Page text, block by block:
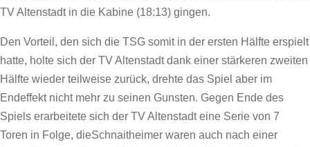
TV Altenstadt in die Kabine (18:13) gingen.
Den Vorteil, den sich die TSG somit in der ersten Hälfte erspielt
hatte, holte sich der TV Altenstadt dank einer stärkeren zweiten
Hälfte wieder teilweise zurück, drehte das Spiel aber im
Endeffekt nicht mehr zu seinen Gunsten. Gegen Ende des
Spiels erarbeitete sich der TV Altenstadt eine Serie von 7
Toren in Folge, dieSchnaitheimer waren auch nach einer